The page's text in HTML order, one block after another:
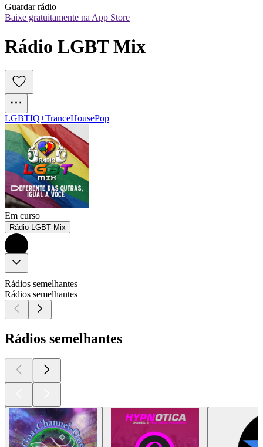
Guardar rádio
Baixe gratuitamente na App Store
Rádio LGBT Mix
LGBTIQ+TranceHousePop
Em curso
Rádio LGBT Mix
Rádios semelhantes
Rádios semelhantes
Rádios semelhantes